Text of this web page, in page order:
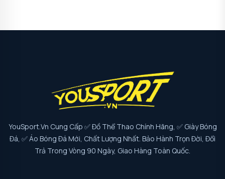
YouSport.vn Cung Cấp ✅ Đồ Thể Thao Chính Hãng, ✅ Giày Bóng
Đá, ✅ Áo Bóng Đá Mới, Chất Lượng Nhất. Bảo Hành Trọn Đời, Đổi
Trả Trong Vòng 90 Ngày, Giao Hàng Toàn Quốc.